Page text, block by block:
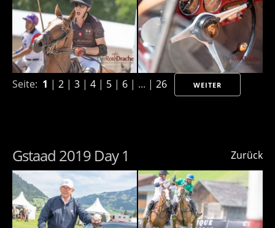
Seite: 1 | 2 | 3 | 4 | 5 | 6 | ... | 26 WEITER
Zurück
Gstaad 2019 Day 1